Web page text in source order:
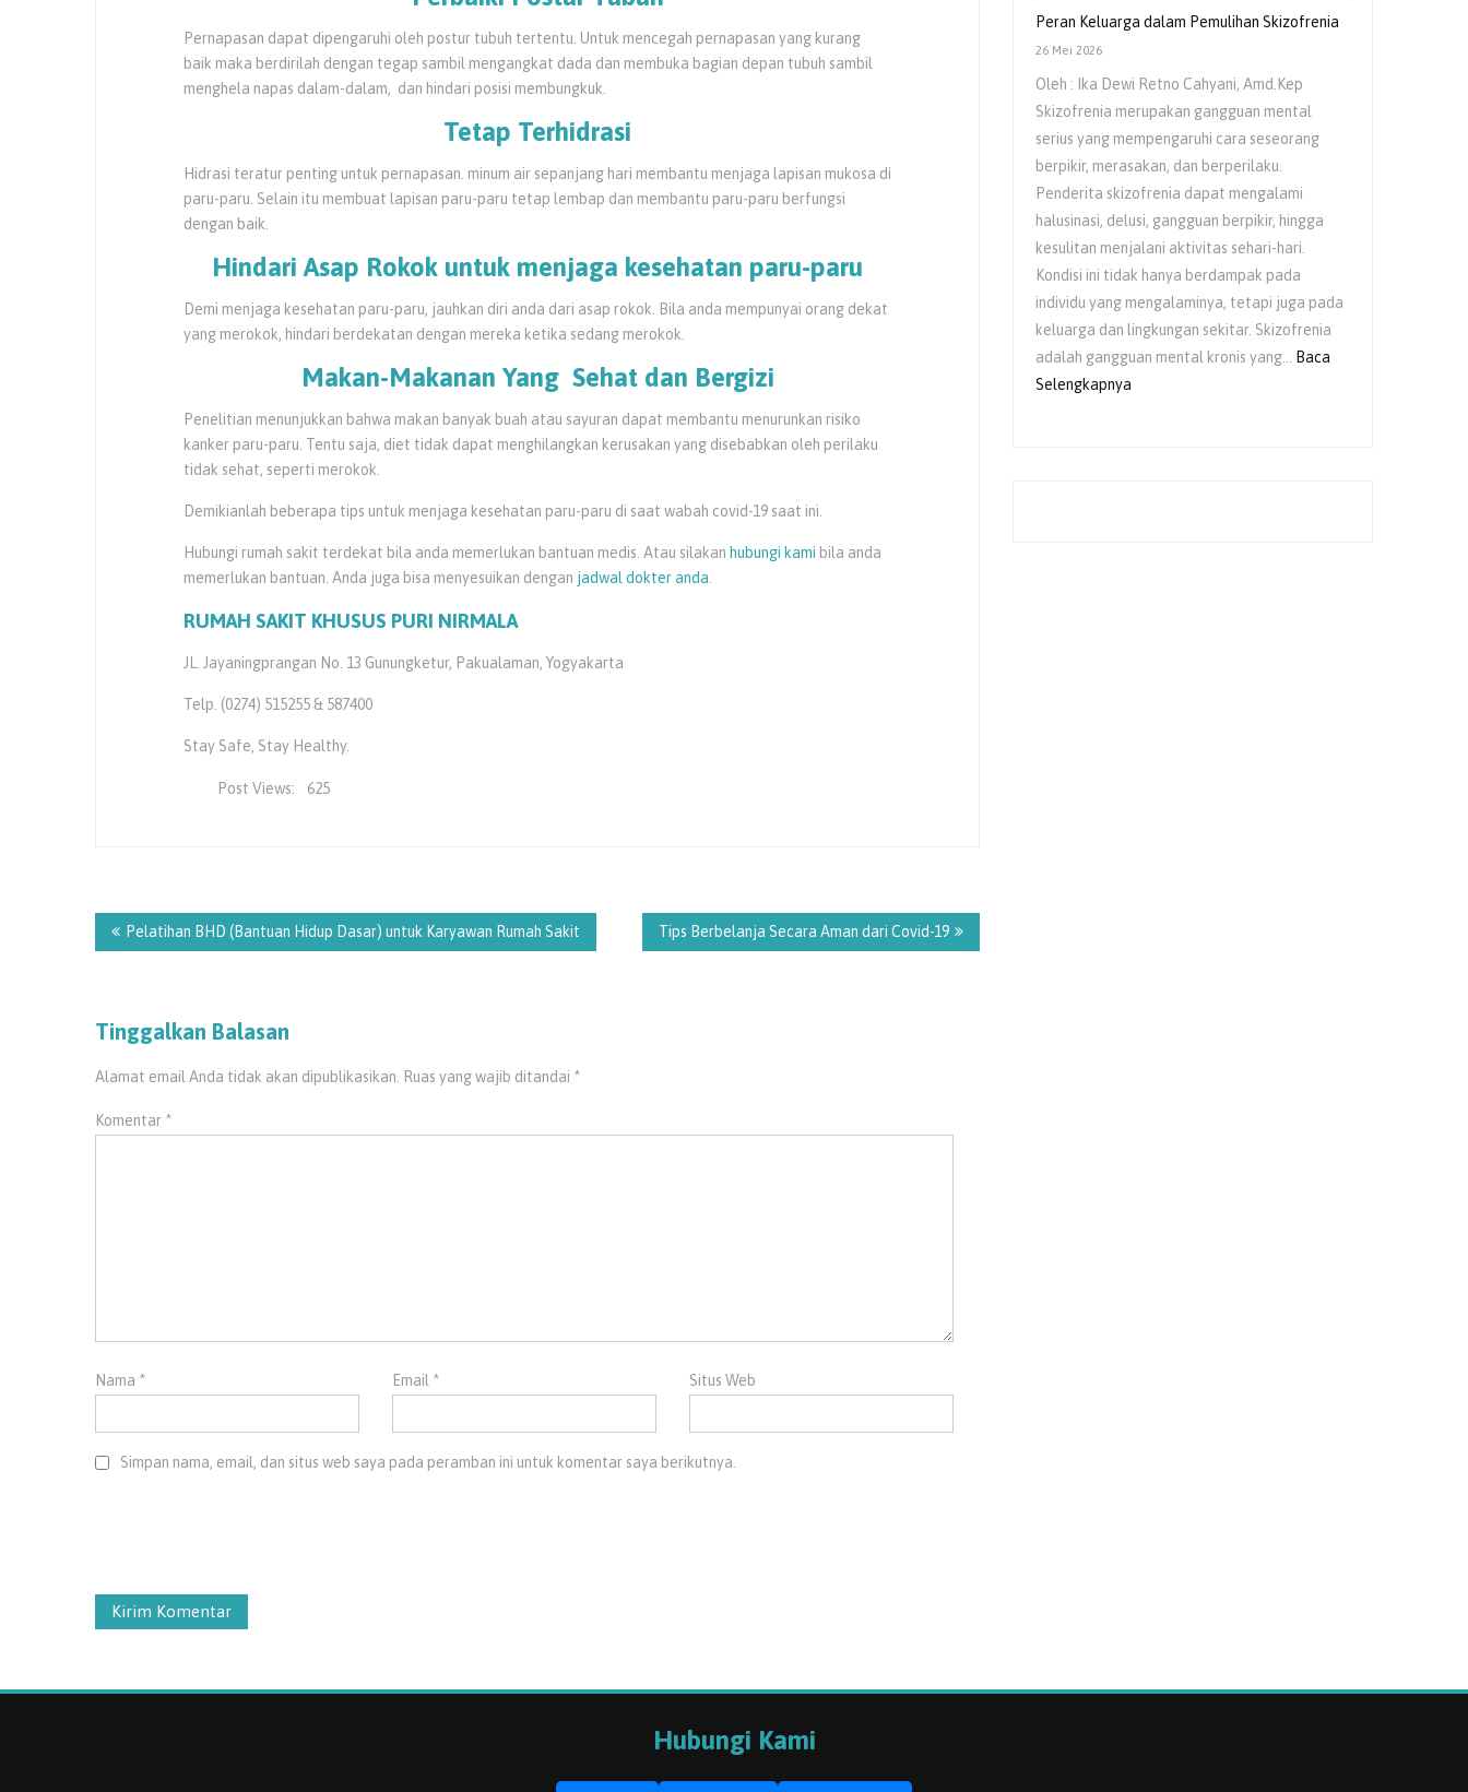
Pernapasan dapat dipengaruhi oleh postur tubuh tertentu. Untuk mencegah pernapasan yang kurang
baik maka berdirilah dengan tegap sambil mengangkat dada dan membuka bagian depan tubuh sambil
menghela napas dalam-dalam, dan hindari posisi membungkuk.
Tetap Terhidrasi
Hidrasi teratur penting untuk pernapasan. minum air sepanjang hari membantu menjaga lapisan mukosa di
paru-paru. Selain itu membuat lapisan paru-paru tetap lembap dan membantu paru-paru berfungsi
dengan baik.
Hindari Asap Rokok untuk menjaga kesehatan paru-paru
Demi menjaga kesehatan paru-paru, jauhkan diri anda dari asap rokok. Bila anda mempunyai orang dekat
yang merokok, hindari berdekatan dengan mereka ketika sedang merokok.
Makan-Makanan Yang Sehat dan Bergizi
Penelitian menunjukkan bahwa makan banyak buah atau sayuran dapat membantu menurunkan risiko
kanker paru-paru. Tentu saja, diet tidak dapat menghilangkan kerusakan yang disebabkan oleh perilaku
tidak sehat, seperti merokok.
Demikianlah beberapa tips untuk menjaga kesehatan paru-paru di saat wabah covid-19 saat ini.
Hubungi rumah sakit terdekat bila anda memerlukan bantuan medis. Atau silakan hubungi kami bila anda
memerlukan bantuan. Anda juga bisa menyesuikan dengan jadwal dokter anda
RUMAH SAKIT KHUSUS PURI NIRMALA
JL. Jayaningprangan No. 13 Gunungketur, Pakualaman, Yogyakarta
Telp. (0274) 515255 & 587400
Stay Safe, Stay Healthy.
Post Views: 625
posPelatihan BHD (Bantuan Hidup Dasar) untuk Karyawan Rumah Sakit Tips Berbelanja Secara Aman dari Covid-19
Tinggalkan Balasan
Alamat email Anda tidak akan dipublikasikan. Ruas yang wajib ditandai *
Komentar *
Nama * Email * Situs Web
Simpan nama, email, dan situs web saya pada peramban ini untuk komentar saya berikutnya.
Sering
Diabaikan
Peran Keluarga dalam Pemulihan Skizofrenia
26 Mei 2026
Oleh : Ika Dewi Retno Cahyani, Amd.Kep
Skizofrenia merupakan gangguan mental
serius yang mempengaruhi cara seseorang
berpikir, merasakan, dan berperilaku.
Penderita skizofrenia dapat mengalami
halusinasi, delusi, gangguan berpikir, hingga
kesulitan menjalani aktivitas sehari-hari.
Kondisi ini tidak hanya berdampak pada
individu yang mengalaminya, tetapi juga pada
keluarga dan lingkungan sekitar. Skizofrenia
adalah gangguan mental kronis yang…
Baca
Selengkapnya
Hubungi Kami